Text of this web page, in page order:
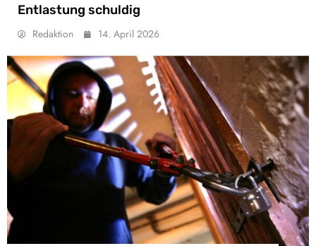
Entlastung schuldig
Redaktion 14. April 2026